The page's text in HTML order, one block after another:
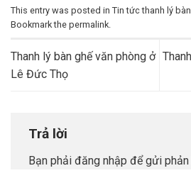
This entry was posted in Tin tức thanh lý
Bookmark the permalink.
Thanh lý bàn ghế văn phòng ở
Lê Đức Thọ
Trả lời
Bạn phải đăng nhập để gửi phản